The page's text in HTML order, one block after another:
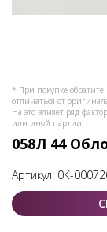
* При покупке
отличаться от
На это влияет ряд
или иной партии.
058Л 44
Артикул: 0К-